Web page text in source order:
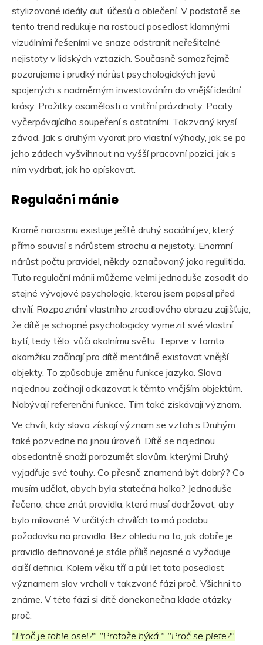
stylizované ideály aut, účesů a oblečení. V podstatě se
tento trend redukuje na rostoucí posedlost klamnými
vizuálními řešeními ve snaze odstranit neřešitelné
nejistoty v lidských vztazích. Současně samozřejmě
pozorujeme i prudký nárůst psychologických jevů
spojených s nadměrným investováním do vnější ideální
krásy. Prožitky osamělosti a vnitřní prázdnoty. Pocity
vyčerpávajícího soupeření s ostatními. Takzvaný krysí
závod. Jak s druhým vyorat pro vlastní výhody, jak se po
jeho zádech vyšvihnout na vyšší pracovní pozici, jak s
ním vydrbat, jak ho opískovat.
Regulační mánie
Kromě narcismu existuje ještě druhý sociální jev, který
přímo souvisí s nárůstem strachu a nejistoty. Enormní
nárůst počtu pravidel, někdy označovaný jako regulitida.
Tuto regulační mánii můžeme velmi jednoduše zasadit do
stejné vývojové psychologie, kterou jsem popsal před
chvílí. Rozpoznání vlastního zrcadlového obrazu zajišťuje,
že dítě je schopné psychologicky vymezit své vlastní
bytí, tedy tělo, vůči okolnímu světu. Teprve v tomto
okamžiku začínají pro dítě mentálně existovat vnější
objekty. To způsobuje změnu funkce jazyka. Slova
najednou začínají odkazovat k těmto vnějším objektům.
Nabývají referenční funkce. Tím také získávají význam.
Ve chvíli, kdy slova získají význam se vztah s Druhým
také pozvedne na jinou úroveň. Dítě se najednou
obsedantně snaží porozumět slovům, kterými Druhý
vyjadřuje své touhy. Co přesně znamená být dobrý? Co
musím udělat, abych byla statečná holka? Jednoduše
řečeno, chce znát pravidla, která musí dodržovat, aby
bylo milované. V určitých chvílích to má podobu
požadavku na pravidla. Bez ohledu na to, jak dobře je
pravidlo definované je stále příliš nejasné a vyžaduje
další definici. Kolem věku tří a půl let tato posedlost
významem slov vrcholí v takzvané fázi proč. Všichni to
známe. V této fázi si dítě donekonečna klade otázky
proč.
"Proč je tohle osel?" "Protože hýká." "Proč se plete?"